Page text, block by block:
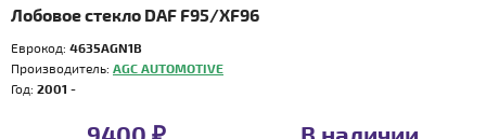
Лобовое стекло DAF F95/XF96
Еврокод: 4635AGN1B
Производитель: AGC AUTOMOTIVE
Год: 2001 -